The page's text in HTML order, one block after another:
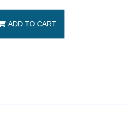
ADD TO CART